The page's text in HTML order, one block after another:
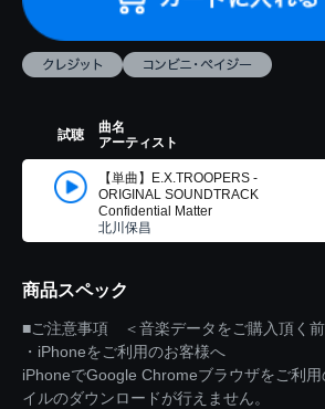
試聴
曲名
アーティスト
【単曲】E.X.TROOPERS -
ORIGINAL SOUNDTRACK
Confidential Matter
北川保昌
商品スペック
■ご注意事項 ＜音楽データをご購入頂く前
・iPhoneをご利用のお客様へ
iPhoneでGoogle Chromeブラウザをご利
イルのダウンロードが行えません。